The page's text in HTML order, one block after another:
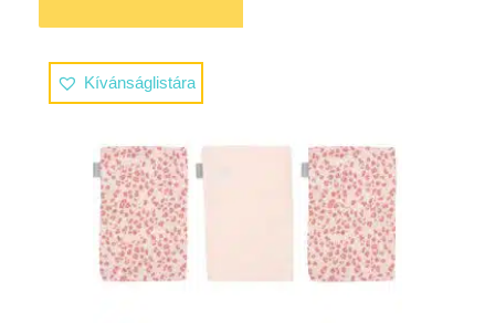
Kívánságlistára